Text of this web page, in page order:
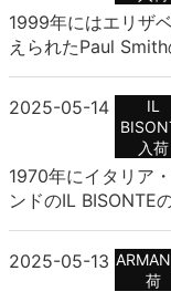
1999年にはエリザ
えられたPaul
2025-05-14
IL
入荷
1970年にイタリア
ンドのIL BISONTE
2025-05-13
荷